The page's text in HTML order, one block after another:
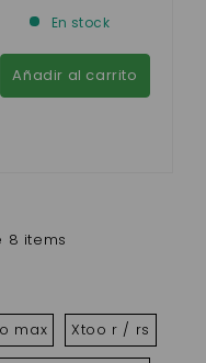
AVEC CLEF)
En stock
Añadir al carrito
8 items
max Xtoo r / rs